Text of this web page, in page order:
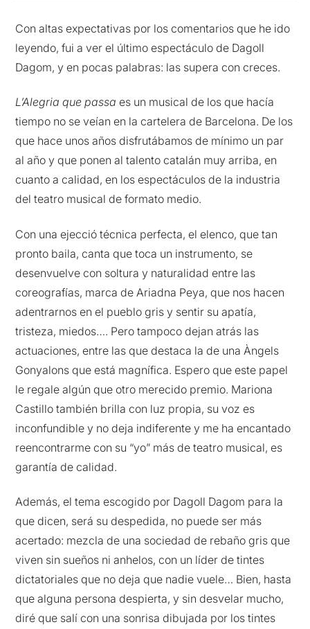
Con altas expectativas por los comentarios que he ido
leyendo, fui a ver el último espectáculo de Dagoll
Dagom, y en pocas palabras: las supera con creces.
L’Alegria que passa es un musical de los que hacía
tiempo no se veían en la cartelera de Barcelona. De los
que hace unos años disfrutábamos de mínimo un par
al año y que ponen al talento catalán muy arriba, en
cuanto a calidad, en los espectáculos de la industria
del teatro musical de formato medio.
Con una ejecció técnica perfecta, el elenco, que tan
pronto baila, canta que toca un instrumento, se
desenvuelve con soltura y naturalidad entre las
coreografías, marca de Ariadna Peya, que nos hacen
adentrarnos en el pueblo gris y sentir su apatía,
tristeza, miedos…. Pero tampoco dejan atrás las
actuaciones, entre las que destaca la de una Àngels
Gonyalons que está magnífica. Espero que este papel
le regale algún que otro merecido premio. Mariona
Castillo también brilla con luz propia, su voz es
inconfundible y no deja indiferente y me ha encantado
reencontrarme con su “yo” más de teatro musical, es
garantía de calidad.
Además, el tema escogido por Dagoll Dagom para la
que dicen, será su despedida, no puede ser más
acertado: mezcla de una sociedad de rebaño gris que
viven sin sueños ni anhelos, con un líder de tintes
dictatoriales que no deja que nadie vuele… Bien, hasta
que alguna persona despierta, y sin desvelar mucho,
diré que salí con una sonrisa dibujada por los tintes